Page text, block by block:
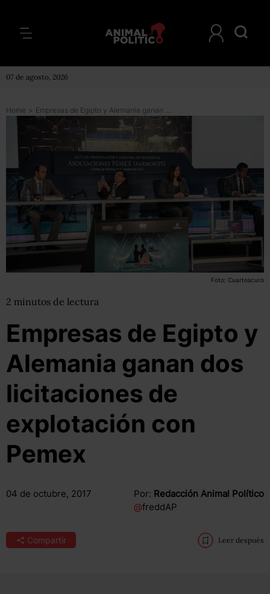
07 de agosto, 2026
Home > Empresas de Egipto y Alemania ganan dos licitaciones de explotación con Pemex
Foto: Cuartoscuro
2 minutos de lectura
Empresas de Egipto y
Alemania ganan dos
licitaciones de
explotación con
Pemex
04 de octubre, 2017 Por: Redacción Animal Político
@freddAP
Compartir Leer después